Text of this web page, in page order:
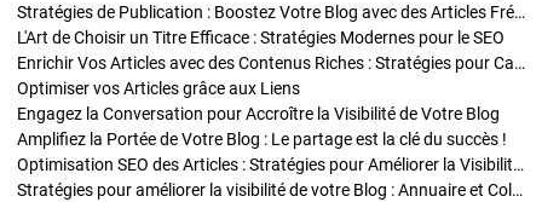
Stratégies de Publication : Boostez Votre Blog avec des Articles Fréquents et Exclusifs
L'Art de Choisir un Titre Efficace : Stratégies Modernes pour le SEO
Enrichir Vos Articles avec des Contenus Riches : Stratégies pour Captiver et Optimiser
Optimiser vos Articles grâce aux Liens
Engagez la Conversation pour Accroître la Visibilité de Votre Blog
Amplifiez la Portée de Votre Blog : Le partage est la clé du succès !
Optimisation SEO des Articles : Stratégies pour Améliorer la Visibilité de Votre Blog
Stratégies pour améliorer la visibilité de votre Blog : Annuaire et Collaborations